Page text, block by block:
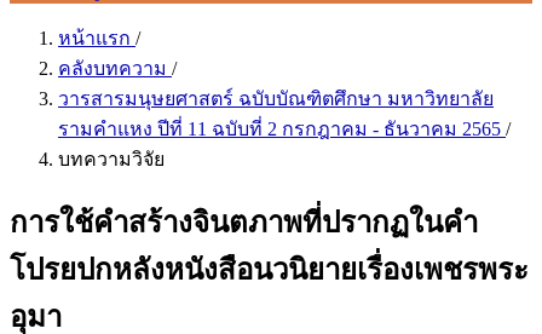
หน้าแรก /
คลังบทความ /
วารสารมนุษยศาสตร์ ฉบับบัณฑิตศึกษา มหาวิทยาลัย
รามคำแหง ปีที่ 11 ฉบับที่ 2 กรกฎาคม - ธันวาคม 2565 /
บทความวิจัย
การใช้คำสร้างจินตภาพที่ปรากฏในคำ
โปรยปกหลังหนังสือนวนิยายเรื่องเพชรพระ
อุมา